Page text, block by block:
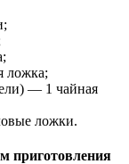
ложка;
— 1 чайная
ложки.
приготовления